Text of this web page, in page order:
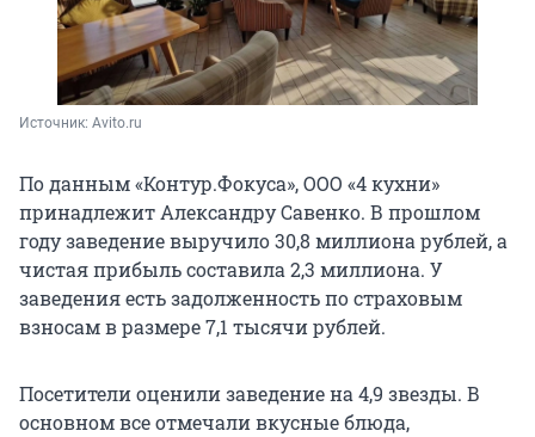
Источник: Avito.ru
По данным «Контур.Фокуса», ООО «4 кухни»
принадлежит Александру Савенко. В прошлом
году заведение выручило30,8 миллионарублей, а
чистая прибыль составила2,3 миллиона. У
заведения есть задолженность по страховым
взносам в размере7,1 тысячирублей.
Посетители оценили заведение на4,9 звезды. В
основном все отмечали вкусные блюда,